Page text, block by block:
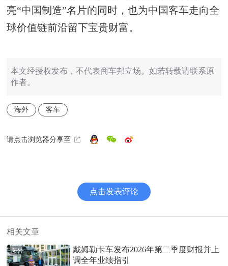
亮“中国制造”名片的同时，也为中国客车走向全
球价值链前沿留下宝贵财富。
本文经授权发布，不代表商车邦立场。如若转载请联系原
作者。
海外 客车
请点击浏览器分享至
点击发表评论
相关文章
海外
戴姆勒卡车发布2026年第二季度财报并上
调全年业绩指引